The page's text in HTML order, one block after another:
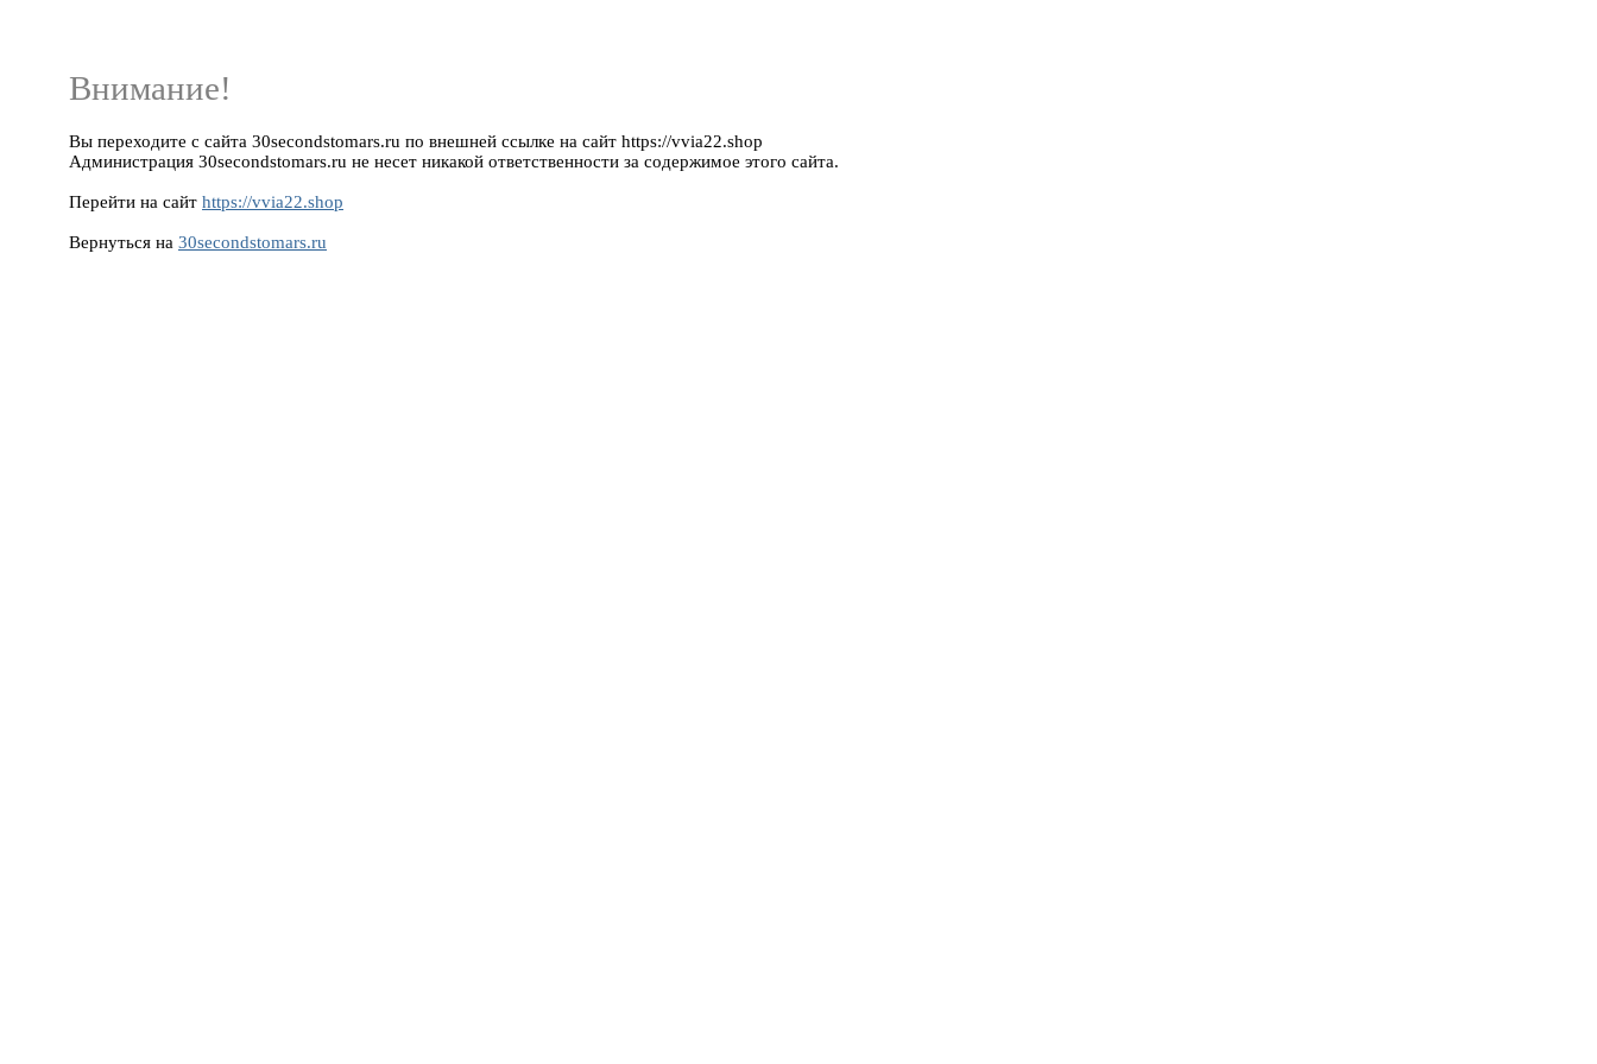
Внимание!
Вы переходите с сайта 30secondstomars.ru по внешней ссылке на сайт https://vvia22.shop
Администрация 30secondstomars.ru не несет никакой ответственности за содержимое этого сайта.
Перейти на сайт https://vvia22.shop
Вернуться на 30secondstomars.ru